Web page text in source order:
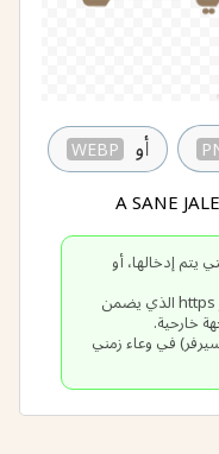
أو WEBP
A SANE
إدخالها، أو
- الموقع يعمل على البروتوكول المشفر https الذي يضمن
في وعاء زمني